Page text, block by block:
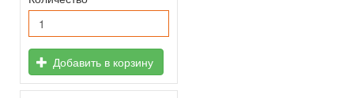
Добавить в корзину